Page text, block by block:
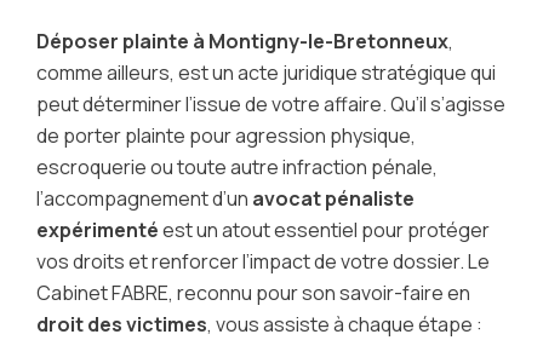
Déposer plainte à Montigny-le-Bretonneux,
comme ailleurs, est un acte juridique stratégique qui
peut déterminer l’issue de votre affaire. Qu’il s’agisse
de porter plainte pour agression physique,
escroquerie ou toute autre infraction pénale,
l’accompagnement d’un avocat pénaliste
expérimentéest un atout essentiel pour protéger
vos droits et renforcer l’impact de votre dossier. Le
Cabinet FABRE, reconnu pour son savoir-faire en
droit des victimes, vous assiste à chaque étape :